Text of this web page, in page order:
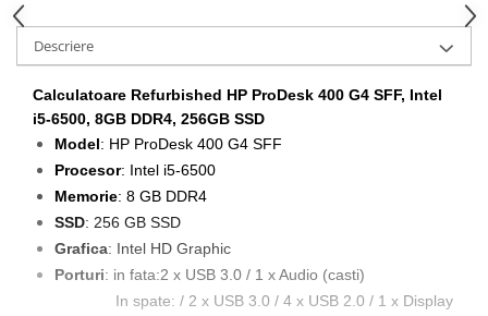
Descriere
Calculatoare Refurbished HP ProDesk 400 G4 SFF, Intel
i5-6500, 8GB DDR4, 256GB SSD
Model: HP ProDesk 400 G4 SFF
Procesor: Intel i5-6500
Memorie: 8 GB DDR4
SSD: 256 GB SSD
Grafica: Intel HD Graphic
Porturi: in fata:2 x USB 3.0 / 1 x Audio (casti)
In spate: / 2 x USB 3.0 / 4 x USB 2.0 / 1 x Display